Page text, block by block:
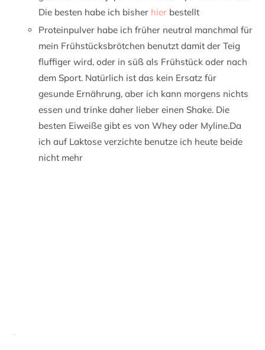
Die besten habe ich bisher hier bestellt
Proteinpulver habe ich früher neutral manchmal für
mein Frühstücksbrötchen benutzt damit der Teig
fluffiger wird, oder in süß als Frühstück oder nach
dem Sport. Natürlich ist das kein Ersatz für
gesunde Ernährung, aber ich kann morgens nichts
essen und trinke daher lieber einen Shake. Die
besten Eiweiße gibt es von Whey oder Myline.Da
ich auf Laktose verzichte benutze ich heute beide
nicht mehr